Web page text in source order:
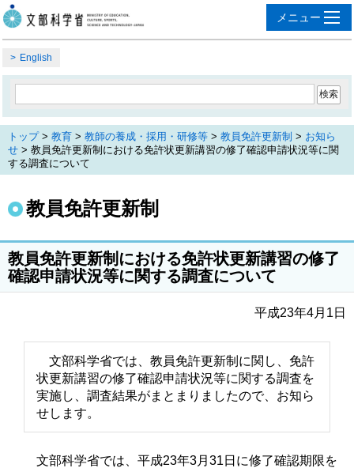
English
トップ> 教育 > 教師の養成・採用・研修等 > 教員免許更新制 > お知ら
せ > 教員免許更新制における免許状更新講習の修了確認申請状況等に関
する調査について
教員免許更新制
教員免許更新制における免許状更新講習の修了
確認申請状況等に関する調査について
平成23年4月1日
文部科学省では、教員免許更新制に関し、免許
状更新講習の修了確認申請状況等に関する調査を
実施し、調査結果がまとまりましたので、お知ら
せします。
文部科学省では、平成23年3月31日に修了確認期限を